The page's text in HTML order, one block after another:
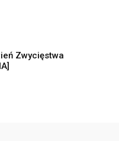
Zwycięstwa